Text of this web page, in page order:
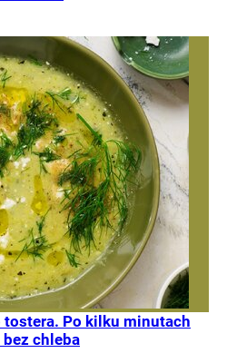
tostera. Po kilku minutach
chleba